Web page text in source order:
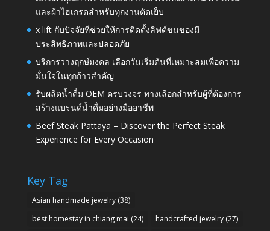
และผ้าไฮเกรดสำหรับทุกงานตัดเย็บ
x lift กับปัจจัยที่ช่วยให้การติดตั้งลิฟต์ขนของมี
ประสิทธิภาพและปลอดภัย
บริการวางฤกษ์มงคล เลือกวันเริ่มต้นที่เหมาะสมเพื่อความ
มั่นใจในทุกก้าวสำคัญ
รับผลิตน้ำดื่ม OEM ครบวงจร ทางเลือกสำหรับผู้ที่ต้องการ
สร้างแบรนด์น้ำดื่มอย่างมืออาชีพ
Beef Steak Pattaya – Discover the Perfect Steak
Experience for Every Occasion
Key Tag
Asian handmade jewelry(38)
best homestay in chiang mai (24) handcrafted jewelry(27)